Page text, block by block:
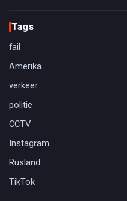
Tags
fail
Amerika
verkeer
politie
CCTV
Instagram
Rusland
TikTok